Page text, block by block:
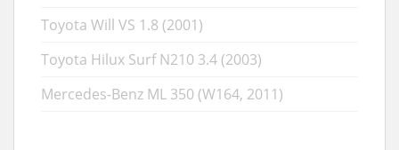
Toyota Will VS 1.8 (2001)
Toyota Hilux Surf N210 3.4 (2003)
Mercedes-Benz ML 350 (W164, 2011)